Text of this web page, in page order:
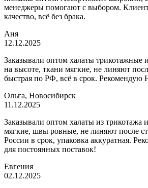
менеджеры помогают с выбором.
качество, всё без брака.
Аня
12.12.2025
Заказывали оптом халаты
на высоте, ткани мягкие, не линяют
быстрая по РФ, всё в срок. Рекомендую
Ольга, Новосибирск
11.12.2025
Заказывали оптом халаты из
мягкие, швы ровные, не линяют после
России в срок, упаковка аккуратная.
для постоянных поставок!
Евгения
02.12.2025